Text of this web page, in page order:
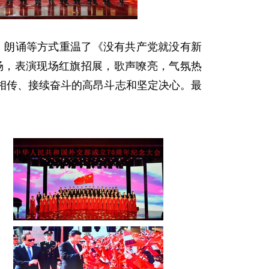
诵等方式重温了《没有共产党就没有新
表演现场红旗招展，歌声嘹亮，气氛热
、接续奋斗的高昂斗志和坚定决心。最